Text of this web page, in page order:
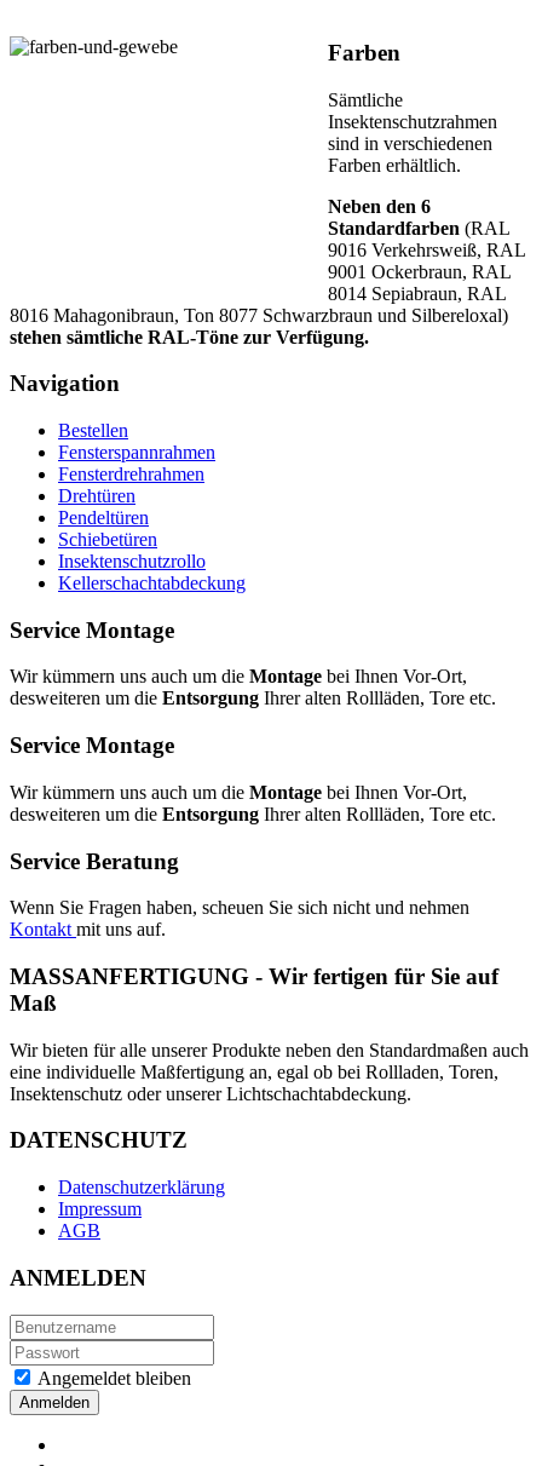
Farben
Sämtliche
Insektenschutzrahmen
sind in verschiedenen
Farben erhältlich.
Neben den 6
Standardfarben (RAL
9016 Verkehrsweiß, RAL
9001 Ockerbraun, RAL
8014 Sepiabraun, RAL
8016 Mahagonibraun, Ton 8077 Schwarzbraun und Silbereloxal)
stehen sämtliche RAL-Töne zur Verfügung.
Navigation
Bestellen
Fensterspannrahmen
Fensterdrehrahmen
Drehtüren
Pendeltüren
Schiebetüren
Insektenschutzrollo
Kellerschachtabdeckung
Service Montage
Wir kümmern uns auch um die Montage bei Ihnen Vor-Ort,
desweiteren um die Entsorgung Ihrer alten Rollläden, Tore etc.
Service Montage
Wir kümmern uns auch um die Montage bei Ihnen Vor-Ort,
desweiteren um die Entsorgung Ihrer alten Rollläden, Tore etc.
Service Beratung
Wenn Sie Fragen haben, scheuen Sie sich nicht und nehmen
Kontakt mit uns auf.
MASSANFERTIGUNG - Wir fertigen für Sie auf
Maß
Wir bieten für alle unserer Produkte neben den Standardmaßen auch
eine individuelle Maßfertigung an, egal ob bei Rollladen, Toren,
Insektenschutz oder unserer Lichtschachtabdeckung.
DATENSCHUTZ
Datenschutzerklärung
Impressum
AGB
ANMELDEN
Angemeldet bleiben
Anmelden